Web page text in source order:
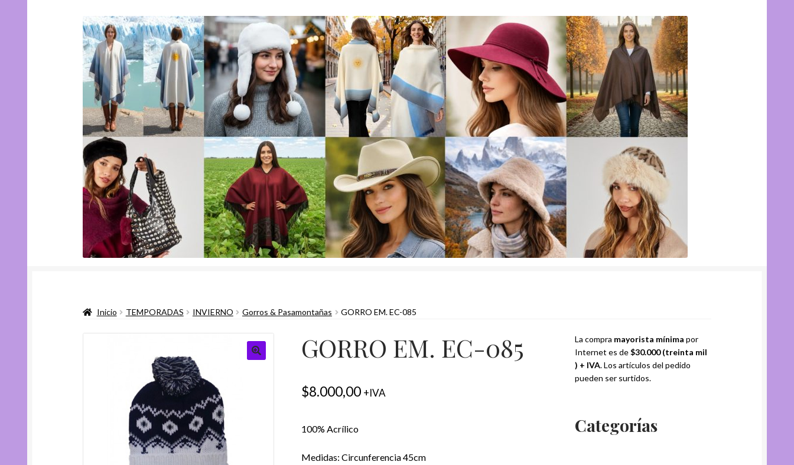
Inicio TEMPORADAS INVIERNO Gorros & Pasamontañas GORRO EM. EC-085
GORRO EM. EC-085
$8.000,00 +IVA
100% Acrílico
Medidas: Circunferencia 45cm
La compra mayorista mínima por
Internet es de$30.000 (treinta mil
) + IVA. Los artículos del pedido
pueden ser surtidos.
Categorías